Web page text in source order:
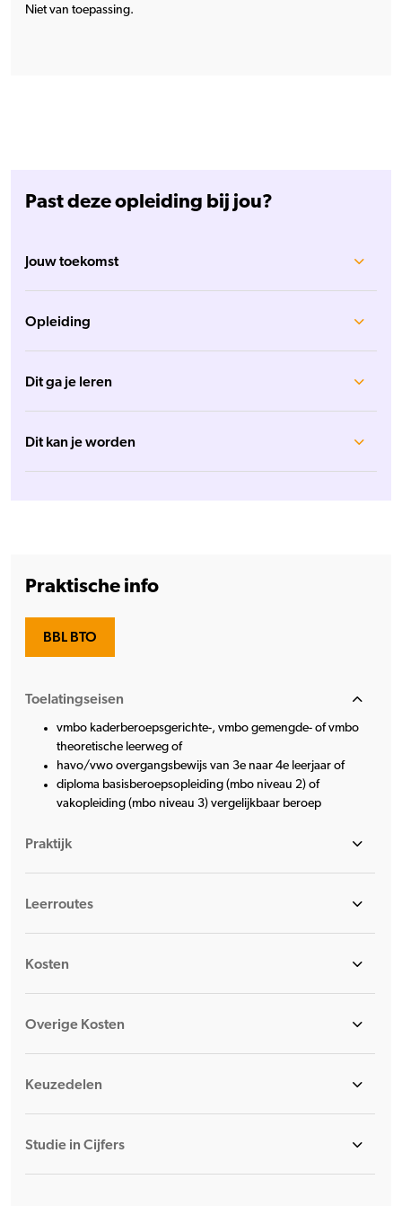
Niet van toepassing.
Past deze opleiding bij jou?
Jouw toekomst
Opleiding
Dit ga je leren
Dit kan je worden
Praktische info
BBL BTO
Toelatingseisen
vmbo kaderberoepsgerichte-, vmbo gemengde- of vmbo
theoretische leerweg of
havo/vwo overgangsbewijs van 3e naar 4e leerjaar of
diploma basisberoepsopleiding (mbo niveau 2) of
vakopleiding (mbo niveau 3) vergelijkbaar beroep
Praktijk
Leerroutes
Kosten
Overige Kosten
Keuzedelen
Studie in Cijfers